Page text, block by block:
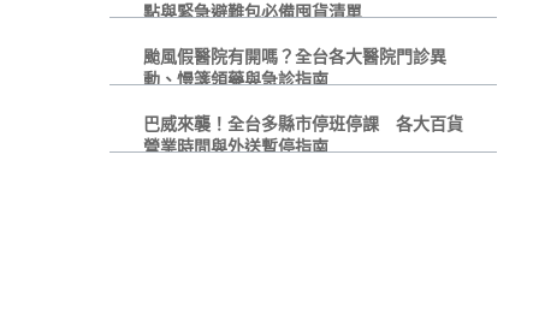
點與緊急避難包必備囤貨清單
颱風假醫院有開嗎？全台各大醫院門診異
動、慢箋領藥與急診指南
巴威來襲！全台多縣市停班停課 各大百貨
營業時間與外送暫停指南